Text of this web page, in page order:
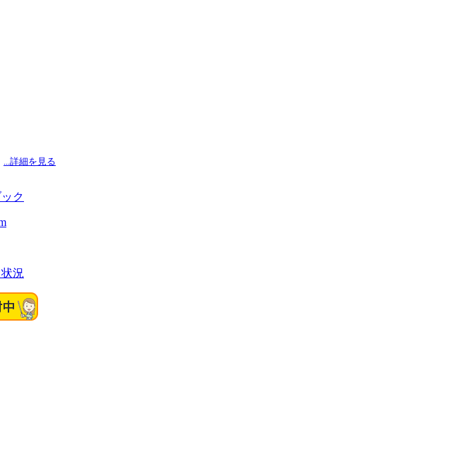
...詳細を見る